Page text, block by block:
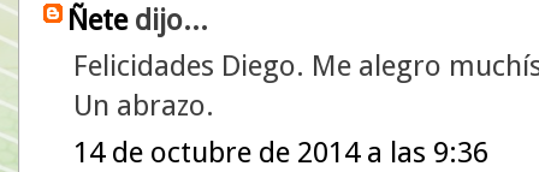
Ñetedijo...
Felicidades Diego. Me alegro
Un abrazo.
14 de octubre de 2014 a las 9:36